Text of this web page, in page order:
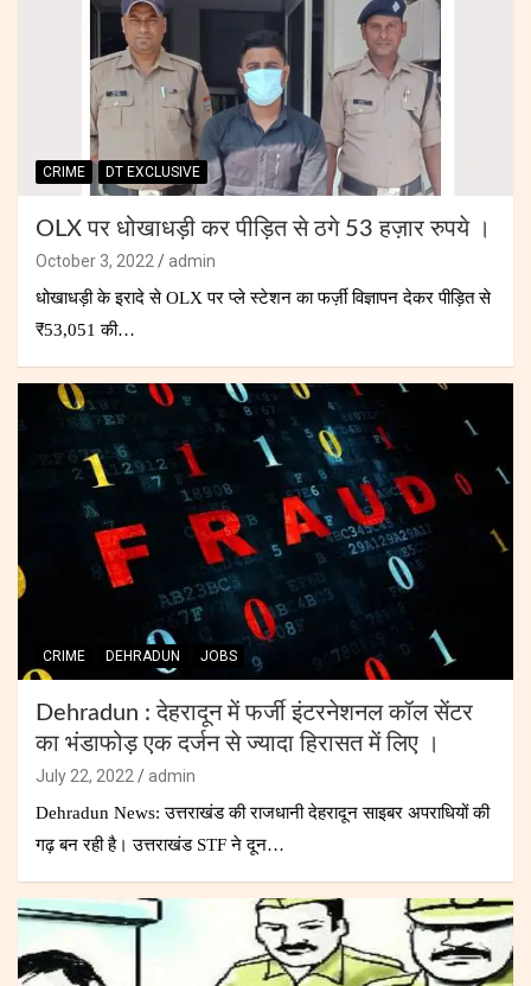
CRIME DT EXCLUSIVE
OLX पर धोखाधड़ी कर पीड़ित से ठगे 53 हज़ार रुपये ।
October 3, 2022
admin
धोखाधड़ी के इरादे से OLX पर प्ले स्टेशन का फर्ज़ी विज्ञापन देकर पीड़ित से
₹53,051 की…
CRIME DEHRADUN JOBS
Dehradun : देहरादून में फर्जी इंटरनेशनल कॉल सेंटर
का भंडाफोड़ एक दर्जन से ज्यादा हिरासत में लिए ।
July 22, 2022
admin
Dehradun News: उत्तराखंड की राजधानी देहरादून साइबर अपराधियों की
गढ़ बन रही है। उत्तराखंड STF ने दून…